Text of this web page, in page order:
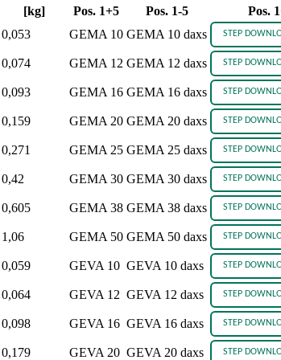
[kg] Pos. 1+5 Pos. 1-5
Pos.
0,053 GEMA 10 GEMA 10 daxs
0,074 GEMA 12 GEMA 12 daxs
0,093 GEMA 16 GEMA 16 daxs
0,159 GEMA 20 GEMA 20 daxs
0,271 GEMA 25 GEMA 25 daxs
0,42 GEMA 30 GEMA 30 daxs
0,605 GEMA 38 GEMA 38 daxs
1,06 GEMA 50 GEMA 50 daxs
0,059 GEVA 10 GEVA 10 daxs
0,064 GEVA 12 GEVA 12 daxs
0,098 GEVA 16 GEVA 16 daxs
0,179 GEVA 20 GEVA 20 daxs